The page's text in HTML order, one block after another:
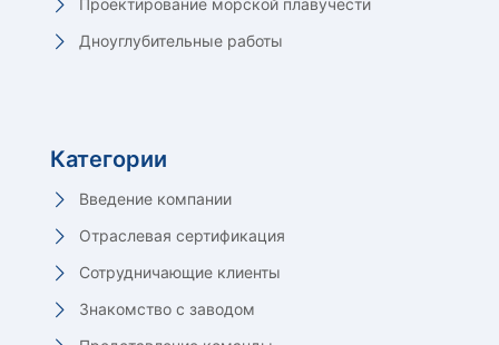
Дноуглубительные работы
Категории
Введение компании
Отраслевая сертификация
Сотрудничающие клиенты
Знакомство с заводом